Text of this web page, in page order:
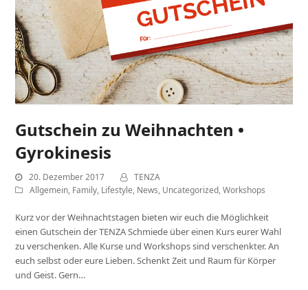
Gutschein zu Weihnachten •
Gyrokinesis
20. Dezember 2017
TENZA
Allgemein, Family, Lifestyle, News, Uncategorized,Workshops
Kurz vor der Weihnachtstagen bieten wir euch die Möglichkeit
einen Gutschein der TENZA Schmiede über einen Kurs eurer Wahl
zu verschenken. Alle Kurse und Workshops sind verschenkter. An
euch selbst oder eure Lieben. Schenkt Zeit und Raum für Körper
und Geist. Gern…